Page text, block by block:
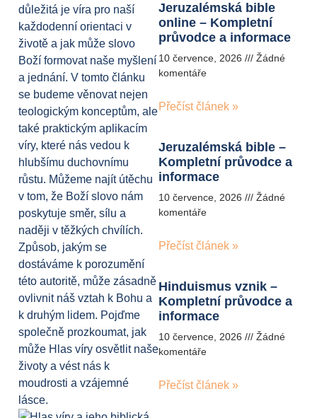
důležitá je víra pro naší
každodenní orientaci v
životě a jak může slovo
Boží formovat naše myšlení
a jednání. V tomto článku
se budeme věnovat nejen
teologickým konceptům, ale
také praktickým aplikacím
víry, které nás vedou k
hlubšímu duchovnímu
růstu. Můžeme najít útěchu
v tom, že Boží slovo nám
poskytuje směr, sílu a
naději v těžkých chvílích.
Způsob, jakým se
dostáváme k porozumění
této autoritě, může zásadně
ovlivnit náš vztah k Bohu a
k druhým lidem. Pojďme
společně prozkoumat, jak
může Hlas víry osvětlit naše
životy a vést nás k
moudrosti a vzájemné
lásce.
Jeruzalémská bible
online – Kompletní
průvodce a informace
10 července, 2026
Žádné
komentáře
Přečíst článek »
Jeruzalémská bible –
Kompletní průvodce a
informace
10 července, 2026
Žádné
komentáře
Přečíst článek »
Hinduismus vznik –
Kompletní průvodce a
informace
10 července, 2026
Žádné
komentáře
Přečíst článek »